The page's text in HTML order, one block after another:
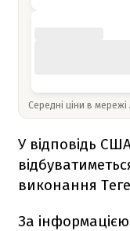
Середні ціни в
У відповідь
виконання
За